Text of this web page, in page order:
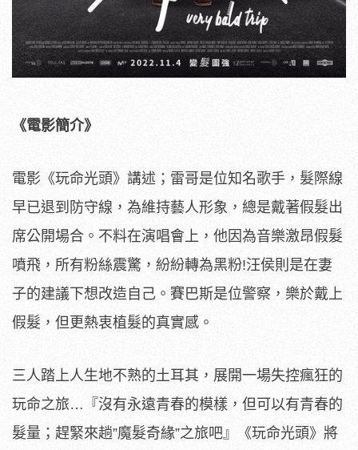
《電影簡介》
電影《玩命光頭》講述；雷哥是位知名歌手， 髮際線
早已退到防守線，為維持藝人形象， 總是戴著假髮出
席公開場合。不料在演唱會上， 他因為音樂激昂假髮
噴飛，所有粉絲震驚，紛紛轉為黑粉!汪侯則是在妻
子的建議下想改造自己。賽巴斯是位警察，樂於戴上
假髮， 但更熱衷植髮的真實感。
三人踏上人生地不熟的土耳其，展開一場失控瘋狂的
玩命之旅…『 沒有永遠青春的模樣，但可以有青春的
髮量；趕緊來趟”魔髮奇緣”之旅吧』《玩命光頭》將